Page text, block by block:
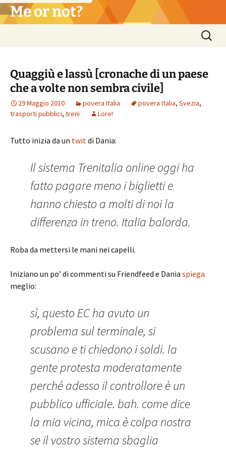
Vai
al Me or not?
Ricerca
per:
Quaggiù e lassù [cronache di un paese
che a volte non sembra civile]
29 Maggio 2010 povera Italia povera Italia, Svezia,
trasporti pubblici, treni Lore!
Tutto inizia da un twitdi Dania:
Il sistema Trenitalia online oggi ha
fatto pagare meno i biglietti e
hanno chiesto a molti di noi la
differenza in treno. Italia balorda.
Roba da mettersi le mani nei capelli.
Iniziano un po’ di commenti su Friendfeed e Dania spiega
meglio:
sì, questo EC ha avuto un
problema sul terminale, si
scusano e ti chiedono i soldi. la
gente protesta moderatamente
perché adesso il controllore è un
pubblico ufficiale. bah. come dice
la mia vicina, mica è colpa nostra
se il vostro sistema sbaglia